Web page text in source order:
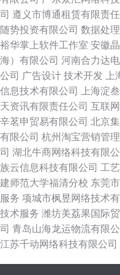
司 遵义市博通租赁有限责任
随势投资有限公司 数据处
裕华掌上软件工作室 安徽
海）有限公司 河南合力达
公司 广告设计 技术开发
信息技术有限公司
上海淀
天资讯有限责任公司 互联
辛茗申贸易有限公司 北京
有限公司 杭州淘宝营销管
司 湖北牛商网络科技有限公
族云信息科技有限公司 工
建师范大学福清分校 东莞
服务 项城市枫昱网络技术
技术服务 潍坊美荔果国际
司 青岛山海龙运物流有限公
江苏千动网络科技有限公司